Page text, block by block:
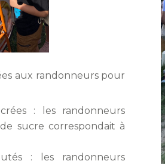
aux randonneurs pour
: les randonneurs
sucre correspondait à
: les randonneurs